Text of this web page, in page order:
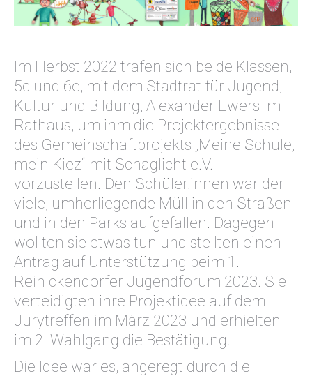
Im Herbst 2022 trafen sich beide Klassen,
5c und 6e, mit dem Stadtrat für Jugend,
Kultur und Bildung, Alexander Ewers im
Rathaus, um ihm die Projektergebnisse
des Gemeinschaftprojekts „Meine Schule,
mein Kiez“ mit Schaglicht e.V.
vorzustellen. Den Schüler:innen war der
viele, umherliegende Müll in den Straßen
und in den Parks aufgefallen. Dagegen
wollten sie etwas tun und stellten einen
Antrag auf Unterstützung beim 1.
Reinickendorfer Jugendforum 2023. Sie
verteidigten ihre Projektidee auf dem
Jurytreffen im März 2023 und erhielten
im 2. Wahlgang die Bestätigung.
Die Idee war es, angeregt durch die